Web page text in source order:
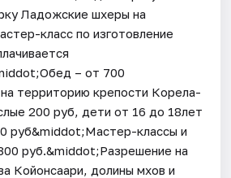
Ладожские шхеры на
класс по изготовление
– от 700
территорию крепости Корела-
200 руб, дети от 16 до 18лет
руб&middot;Мастер-классы и
руб.&middot;Разрешение на
Койонсаари, долины мхов и